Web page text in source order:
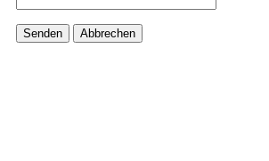
Senden Abbrechen